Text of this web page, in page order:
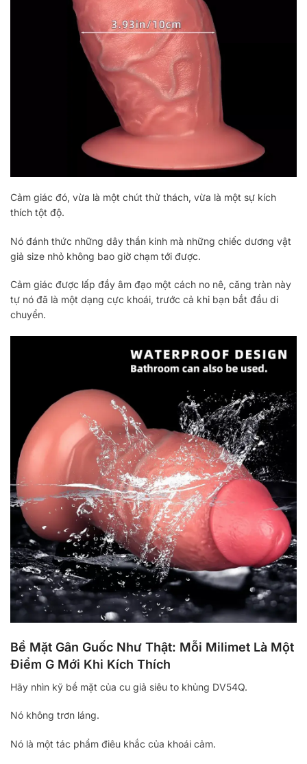
Cảm giác đó, vừa là một chút thử thách, vừa là một sự kích
thích tột độ.
Nó đánh thức những dây thần kinh mà những chiếc dương vật
giả size nhỏ không bao giờ chạm tới được.
Cảm giác được lấp đầy âm đạo một cách no nê, căng tràn này
tự nó đã là một dạng cực khoái, trước cả khi bạn bắt đầu di
chuyển.
Bề Mặt Gân Guốc Như Thật: Mỗi Milimet Là Một
Điểm G Mới Khi Kích Thích
Hãy nhìn kỹ bề mặt của cu giả siêu to khủng DV54Q.
Nó không trơn láng.
Nó là một tác phẩm điêu khắc của khoái cảm.